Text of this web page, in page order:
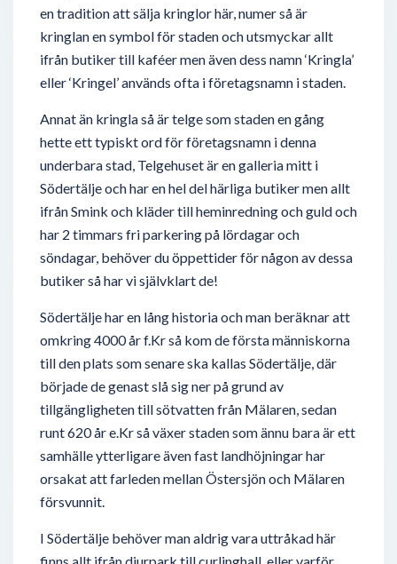
en tradition att sälja kringlor här, numer så är
kringlan en symbol för staden och utsmyckar allt
ifrån butiker till kaféer men även dess namn ‘Kringla’
eller ‘Kringel’ används ofta i företagsnamn i staden.
Annat än kringla så är telge som staden en gång
hette ett typiskt ord för företagsnamn i denna
underbara stad, Telgehuset är en galleria mitt i
Södertälje och har en hel del härliga butiker men allt
ifrån Smink och kläder till heminredning och guld och
har 2 timmars fri parkering på lördagar och
söndagar, behöver du öppettider för någon av dessa
butiker så har vi självklart de!
Södertälje har en lång historia och man beräknar att
omkring 4000 år f.Kr så kom de första människorna
till den plats som senare ska kallas Södertälje, där
började de genast slå sig ner på grund av
tillgängligheten till sötvatten från Mälaren, sedan
runt 620 år e.Kr så växer staden som ännu bara är ett
samhälle ytterligare även fast landhöjningar har
orsakat att farleden mellan Östersjön och Mälaren
försvunnit.
I Södertälje behöver man aldrig vara uttråkad här